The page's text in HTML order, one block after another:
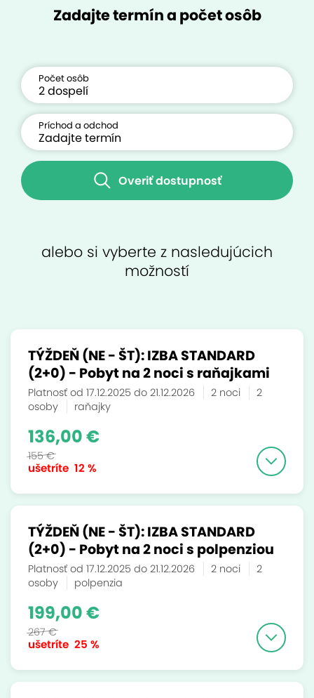
Zadajte termín a počet osôb
Počet osôb
Príchod a odchod
Overiť dostupnosť
alebo si vyberte z nasledujúcich
možností
TÝŽDEŇ (NE - ŠT): IZBA STANDARD
(2+0) - Pobyt na 2 noci s raňajkami
Platnosť od 17.12.2025 do 21.12.2026 2 noci
2
osoby
raňajky
ušetríte 12 %
136,00 €
155 €
TÝŽDEŇ (NE - ŠT): IZBA STANDARD
(2+0) - Pobyt na 2 noci s polpenziou
Platnosť od 17.12.2025 do 21.12.2026 2 noci
2
osoby
polpenzia
ušetríte 25 %
199,00 €
267 €